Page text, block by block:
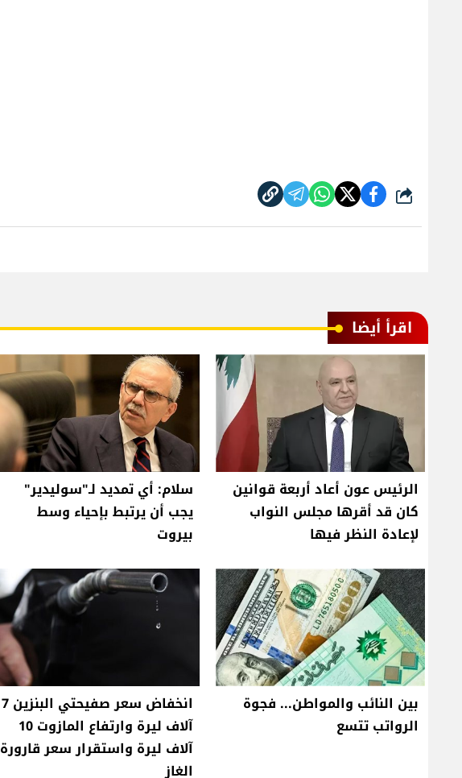
شارك
اقرأ أيضا
الرئيس عون أعاد أربعة قوانين
كان قد أقرها مجلس النواب
لإعادة النظر فيها
سلام: أي تمديد لـ"سوليدير"
يجب أن يرتبط بإحياء وسط
بيروت
بين النائب والمواطن... فجوة
الرواتب تتسع
انخفاض سعر صفيحتي البنزين 7
آلاف ليرة وارتفاع المازوت 10
آلاف ليرة واستقرار سعر قارورة
الغاز